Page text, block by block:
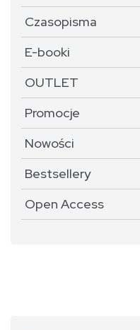
Czasopisma
E-booki
OUTLET
Promocje
Nowości
Bestsellery
Open Access